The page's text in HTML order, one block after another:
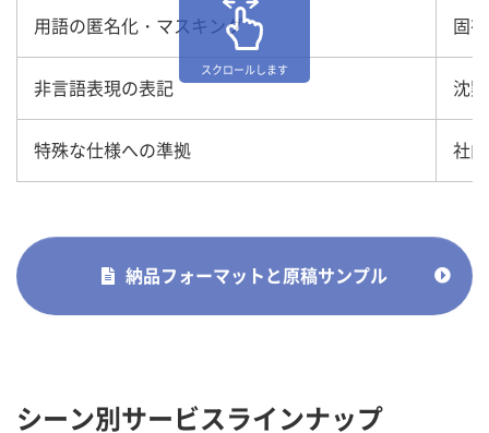
用語の匿名化・マスキング 固
非言語表現の表記 沈
特殊な仕様への準拠 社
スクロールします
納品フォーマットと原稿サンプル
シーン別サービスラインナップ